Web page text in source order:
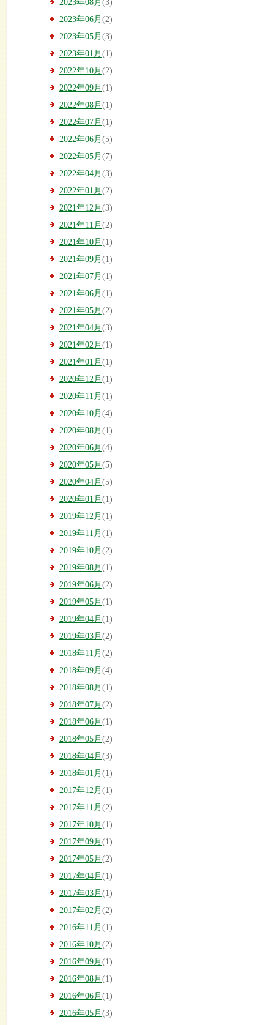
2023年08月 (3)
2023年06月 (2)
2023年05月 (3)
2023年01月 (1)
2022年10月 (2)
2022年09月 (1)
2022年08月 (1)
2022年07月 (1)
2022年06月 (5)
2022年05月 (7)
2022年04月 (3)
2022年01月 (2)
2021年12月 (3)
2021年11月 (2)
2021年10月 (1)
2021年09月 (1)
2021年07月 (1)
2021年06月 (1)
2021年05月 (2)
2021年04月 (3)
2021年02月 (1)
2021年01月 (1)
2020年12月 (1)
2020年11月 (1)
2020年10月 (4)
2020年08月 (1)
2020年06月 (4)
2020年05月 (5)
2020年04月 (5)
2020年01月 (1)
2019年12月 (1)
2019年11月 (1)
2019年10月 (2)
2019年08月 (1)
2019年06月 (2)
2019年05月 (1)
2019年04月 (1)
2019年03月 (2)
2018年11月 (2)
2018年09月 (4)
2018年08月 (1)
2018年07月 (2)
2018年06月 (1)
2018年05月 (2)
2018年04月 (3)
2018年01月 (1)
2017年12月 (1)
2017年11月 (2)
2017年10月 (1)
2017年09月 (1)
2017年05月 (2)
2017年04月 (1)
2017年03月 (1)
2017年02月 (2)
2016年11月 (1)
2016年10月 (2)
2016年09月 (1)
2016年08月 (1)
2016年06月 (1)
2016年05月 (3)